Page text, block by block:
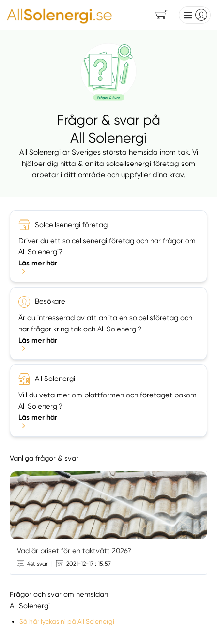
Frågor & svar på
All Solenergi
All Solenergi är Sveriges största hemsida inom tak. Vi
hjälper dig hitta & anlita solcellsenergi företag som
arbetar i ditt område och uppfyller dina krav.
Solcellsenergi företag
Driver du ett solcellsenergi företag och har frågor om
All Solenergi?
Läs mer här
Besökare
Är du intresserad av att anlita en solcellsföretag och
har frågor kring tak och All Solenergi?
Läs mer här
All Solenergi
Vill du veta mer om plattformen och företaget bakom
All Solenergi?
Läs mer här
Vanliga frågor & svar
Vad är priset för en taktvätt 2026?
4st svar | 2021-12-17 : 15:57
Frågor och svar om hemsidan
All Solenergi
Så här lyckas ni på All Solenergi